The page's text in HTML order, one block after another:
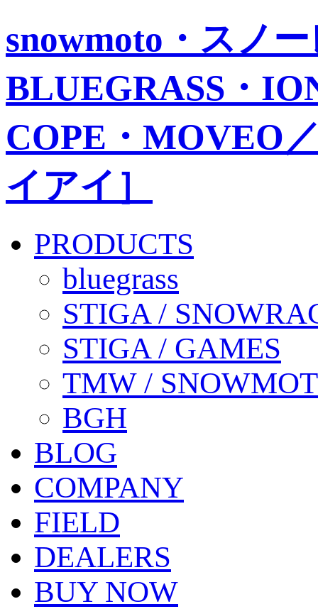
snowmoto・スノ
BLUEGRASS・
COPE・MOVEO
イアイ］
PRODUCTS
bluegrass
STIGA /
STIGA / GAMES
TMW /
BGH
BLOG
COMPANY
FIELD
DEALERS
BUY NOW